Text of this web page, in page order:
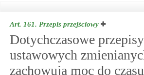
Art. 161. Przepis przejściowy
Dotychczasowe
ustawowych
zachowują moc do